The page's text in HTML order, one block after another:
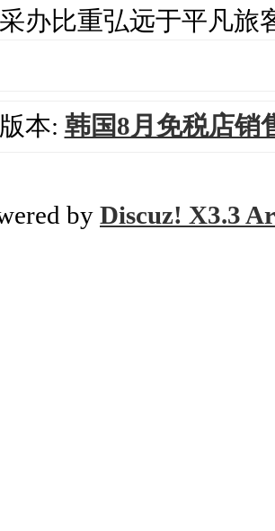
办比重弘远于平凡旅
本: 韩国8月免税店销
by Discuz! X3.3